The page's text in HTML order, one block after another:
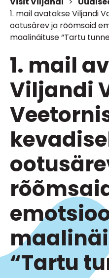
1. mail avatakse Viljandi
ootusärev ja rõõmsaid
maalinäituse “Tartu
1. mail
Viljandi
“Tartu